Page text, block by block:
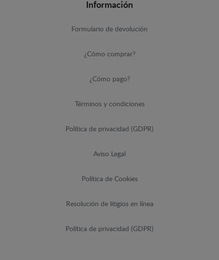
Información
Formulario de devolución
¿Cómo comprar?
¿Cómo pago?
Términos y condiciones
Política de privacidad (GDPR)
Aviso Legal
Política de Cookies
Resolución de litigios en línea
Política de privacidad (GDPR)